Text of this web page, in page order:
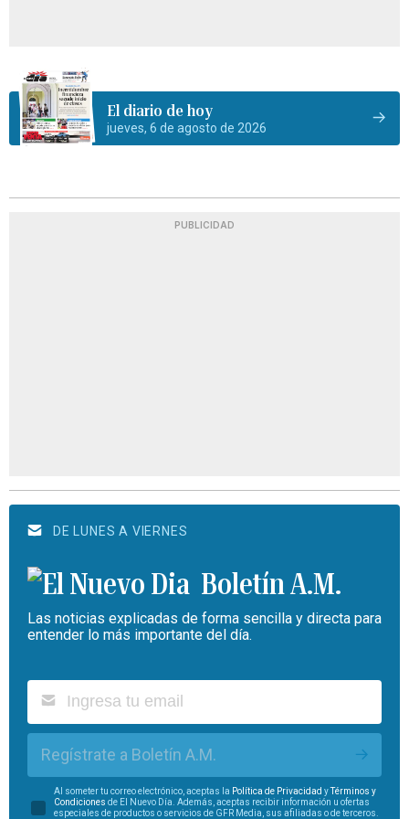
El diario de hoy
jueves, 6 de agosto de 2026
PUBLICIDAD
DE LUNES A VIERNES
Boletín A.M.
Las noticias explicadas de forma sencilla y directa para
entender lo más importante del día.
Regístrate a Boletín A.M.
Al someter tu correo electrónico, aceptas la Política de Privacidad yTérminos y
Condiciones de El Nuevo Día. Además, aceptas recibir información u ofertas
especiales de productos o servicios de GFR Media, sus afiliadas o de terceros.